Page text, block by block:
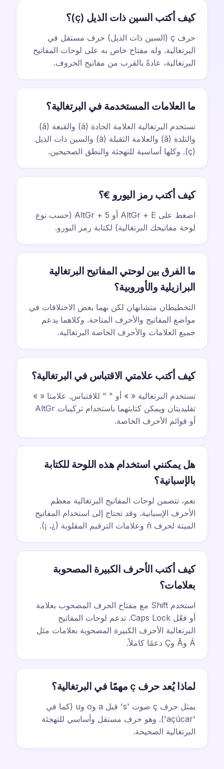
كيف أكتب السين ذات الذيل (ç)؟
حرف ç (السين ذات الذيل) حرف مستقل في
البرتغالية. وله مفتاح خاص به على لوحات المفاتيح
البرتغالية، عادةً بالقرب من مفاتيح الحروف.
ما العلامات المستخدمة في البرتغالية؟
تستخدم البرتغالية العلامة الحادة (á) والقبعة (â)
والتلدة (ã) والعلامة الثقيلة (à) والسين ذات الذيل
(ç). وكلها أساسية للتهجئة والنطق الصحيحين.
كيف أكتب رمز اليورو €؟
اضغط على AltGr + E أو AltGr + 5 (حسب نوع
لوحة مفاتيحك البرتغالية) لكتابة رمز اليورو.
ما الفرق بين لوحتي المفاتيح البرتغالية
البرازيلية والأوروبية؟
التخطيطان متشابهان لكن بهما بعض الاختلافات في
مواضع المفاتيح والأحرف المتاحة. وكلاهما يدعم
جميع العلامات والأحرف الخاصة البرتغالية.
كيف أكتب علامتي الاقتباس في البرتغالية؟
تستخدم البرتغالية « » أو " " للاقتباس. علامتا « »
تقليديتان ويمكن كتابتهما باستخدام تركيبات AltGr
أو قوائم الأحرف الخاصة.
هل يمكنني استخدام هذه اللوحة للكتابة
بالإسبانية؟
نعم، تتضمن لوحات المفاتيح البرتغالية معظم
الأحرف الإسبانية. وقد تحتاج إلى استخدام المفاتيح
الميتة لحرف ñ وعلامات الترقيم المقلوبة (¿، ¡).
كيف أكتب الأحرف الكبيرة المصحوبة
بعلامات؟
استخدم Shift مع مفتاح الحرف المصحوب بعلامة
أو فعّل Caps Lock. تدعم لوحات المفاتيح
البرتغالية الأحرف الكبيرة المصحوبة بعلامات مثل
Á وÃ وÇ دعمًا كاملاً.
لماذا يُعد حرف ç مهمًا في البرتغالية؟
يمثل حرف ç صوت 's' قبل a وo وu (كما في
'açúcar'). وهو حرف مستقل وأساسي للتهجئة
البرتغالية الصحيحة.